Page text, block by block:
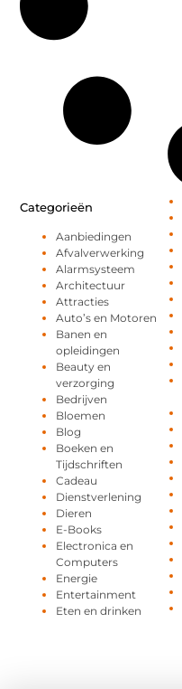
Categorieën
Aanbiedingen
Afvalverwerking
Alarmsysteem
Architectuur
Attracties
Auto’s en Motoren
Banen en
opleidingen
Beauty en
verzorging
Bedrijven
Bloemen
Blog
Boeken en
Tijdschriften
Cadeau
Dienstverlening
Dieren
E-Books
Electronica en
Computers
Energie
Entertainment
Eten en drinken